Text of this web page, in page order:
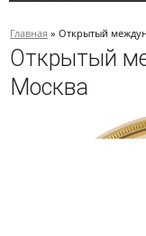
Главная » Открытый
Открытый
Москва